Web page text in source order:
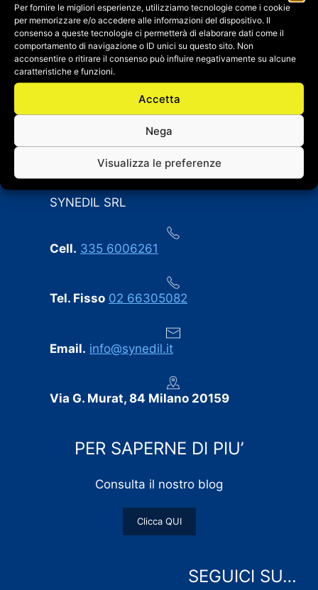
Per fornire le migliori esperienze, utilizziamo tecnologie come i cookie
per memorizzare e/o accedere alle informazioni del dispositivo. Il
consenso a queste tecnologie ci permetterà di elaborare dati come il
comportamento di navigazione o ID unici su questo sito. Non
acconsentire o ritirare il consenso può influire negativamente su alcune
caratteristiche e funzioni.
Accetta
Nega
Visualizza le preferenze
Salva il mio nome, email e sito web in questo
browser per la prossima volta che
commento.
CONTATTI
SYNEDIL SRL
Cell. 335 6006261
Tel. Fisso 02 66305082
Email. info@synedil.it
Via G. Murat, 84 Milano 20159
PER SAPERNE DI PIU’
Consulta il nostro blog
Clicca QUI
SEGUICI SU…